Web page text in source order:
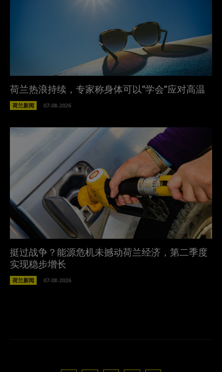
荷兰热浪持续，专家称身体可以“学会”应对高温
荷兰新闻 07-08-2026
挺过战争？能源危机未撼动荷兰经济，第二季度
实现稳步增长
荷兰新闻 07-08-2026